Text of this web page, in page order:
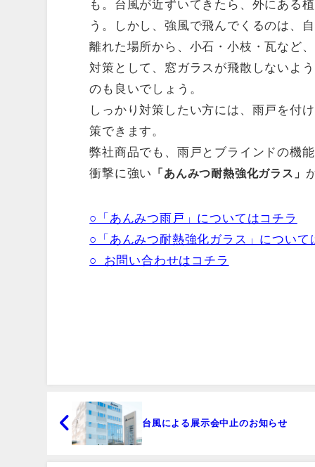
も。台風が近ずいてきたら、外にある
う。しかし、強風で飛んでくるのは、
離れた場所から、小石・小枝・瓦など
対策として、窓ガラスが飛散しないよ
のも良いでしょう。
しっかり対策したい方には、雨戸を付
策できます。
弊社商品でも、雨戸とブラインドの機
衝撃に強い
「あんみつ耐熱強化ガラス」
○「あんみつ雨戸」についてはコチラ
○「あんみつ耐熱強化ガラス」について
○ お問い合わせはコチラ
台風による展示会中止のお知らせ